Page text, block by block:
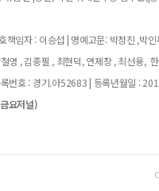
책임자 : 이승섭 | 명예고문: 박정진 ,박
영 , 김종필 , 최현덕, 연제창 , 최선용,
번호 : 경기.아52683 | 등록년월일 :
요저널)